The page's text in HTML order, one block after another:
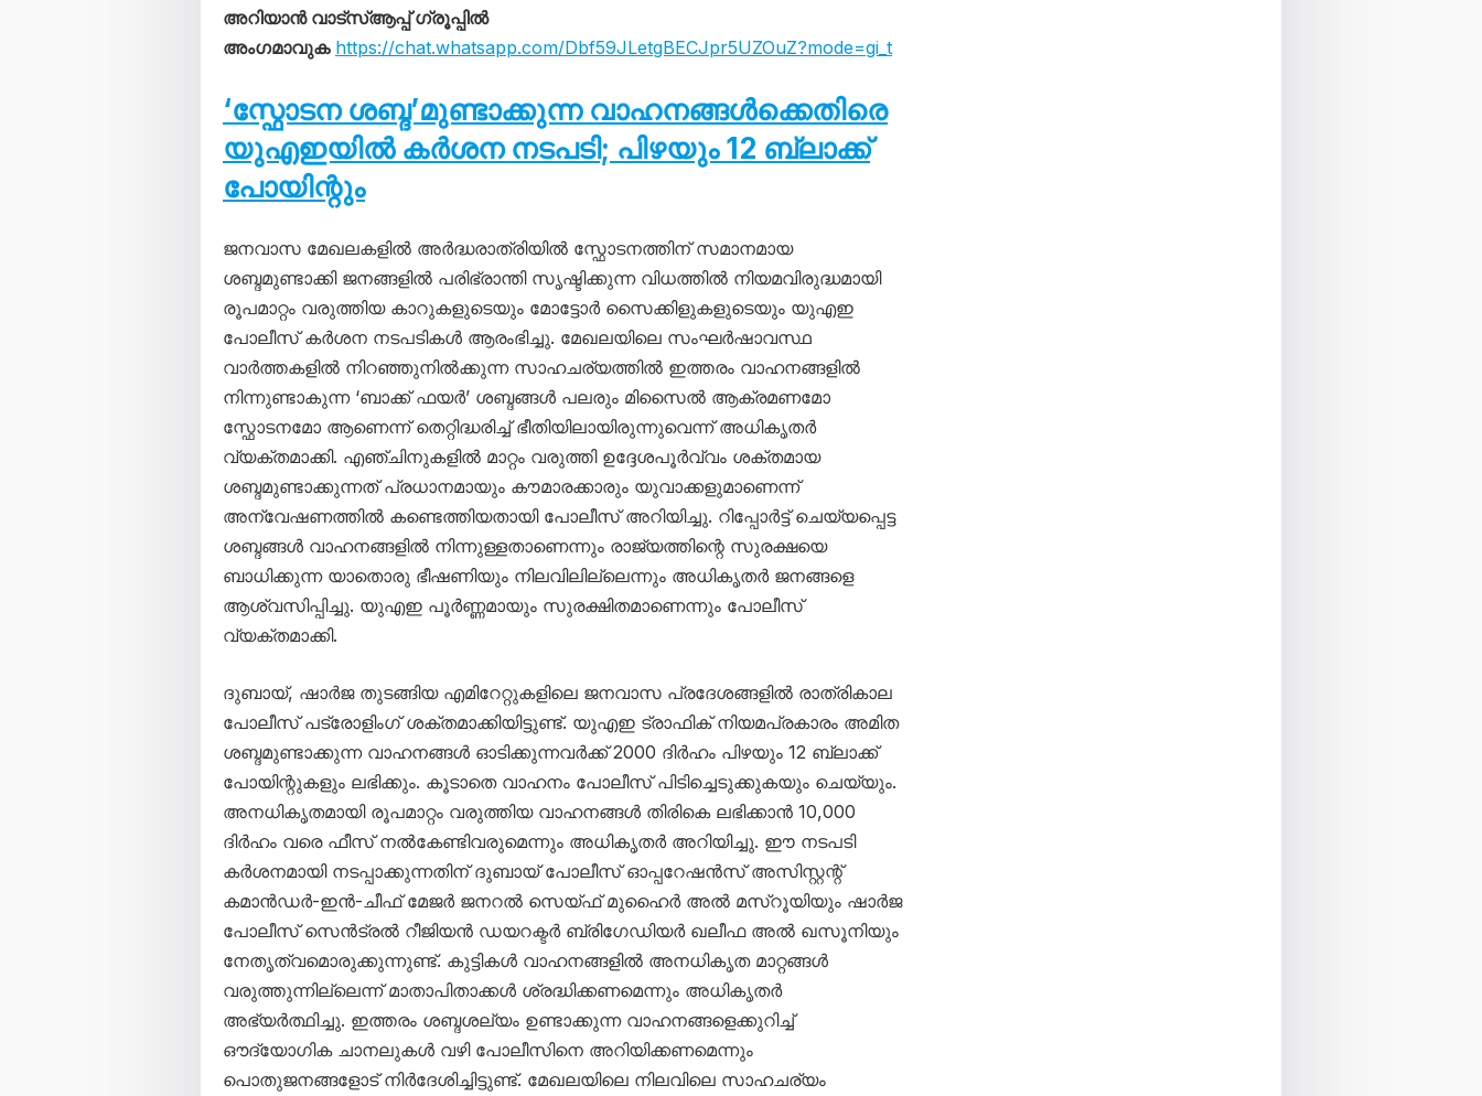
അറിയാൻ വാട്സ്ആപ്പ് ഗ്രൂപ്പിൽ
അംഗമാവുക https://chat.whatsapp.com/Dbf59JLetgBECJpr5UZOuZ?mode=gi_t
‘സ്ഫോടന ശബ്ദ’മുണ്ടാക്കുന്ന വാഹനങ്ങൾക്കെതിരെ
യുഎഇയിൽ കർശന നടപടി; പിഴയും 12 ബ്ലാക്ക്
പോയിന്റും
ജനവാസ മേഖലകളിൽ അർദ്ധരാത്രിയിൽ സ്ഫോടനത്തിന് സമാനമായ
ശബ്ദമുണ്ടാക്കി ജനങ്ങളിൽ പരിഭ്രാന്തി സൃഷ്ടിക്കുന്ന വിധത്തിൽ നിയമവിരുദ്ധമായി
രൂപമാറ്റം വരുത്തിയ കാറുകളുടെയും മോട്ടോർ സൈക്കിളുകളുടെയും യുഎഇ
പോലീസ് കർശന നടപടികൾ ആരംഭിച്ചു. മേഖലയിലെ സംഘർഷാവസ്ഥ
വാർത്തകളിൽ നിറഞ്ഞുനിൽക്കുന്ന സാഹചര്യത്തിൽ ഇത്തരം വാഹനങ്ങളിൽ
നിന്നുണ്ടാകുന്ന ‘ബാക്ക് ഫയർ’ ശബ്ദങ്ങൾ പലരും മിസൈൽ ആക്രമണമോ
സ്ഫോടനമോ ആണെന്ന് തെറ്റിദ്ധരിച്ച് ഭീതിയിലായിരുന്നുവെന്ന് അധികൃതർ
വ്യക്തമാക്കി. എഞ്ചിനുകളിൽ മാറ്റം വരുത്തി ഉദ്ദേശപൂർവ്വം ശക്തമായ
ശബ്ദമുണ്ടാക്കുന്നത് പ്രധാനമായും കൗമാരക്കാരും യുവാക്കളുമാണെന്ന്
അന്വേഷണത്തിൽ കണ്ടെത്തിയതായി പോലീസ് അറിയിച്ചു. റിപ്പോർട്ട് ചെയ്യപ്പെട്ട
ശബ്ദങ്ങൾ വാഹനങ്ങളിൽ നിന്നുള്ളതാണെന്നും രാജ്യത്തിന്റെ സുരക്ഷയെ
ബാധിക്കുന്ന യാതൊരു ഭീഷണിയും നിലവിലില്ലെന്നും അധികൃതർ ജനങ്ങളെ
ആശ്വസിപ്പിച്ചു. യുഎഇ പൂർണ്ണമായും സുരക്ഷിതമാണെന്നും പോലീസ്
വ്യക്തമാക്കി.
ദുബായ്, ഷാർജ തുടങ്ങിയ എമിറേറ്റുകളിലെ ജനവാസ പ്രദേശങ്ങളിൽ രാത്രികാല
പോലീസ് പട്രോളിംഗ് ശക്തമാക്കിയിട്ടുണ്ട്. യുഎഇ ട്രാഫിക് നിയമപ്രകാരം അമിത
ശബ്ദമുണ്ടാക്കുന്ന വാഹനങ്ങൾ ഓടിക്കുന്നവർക്ക് 2000 ദിർഹം പിഴയും 12 ബ്ലാക്ക്
പോയിന്റുകളും ലഭിക്കും. കൂടാതെ വാഹനം പോലീസ് പിടിച്ചെടുക്കുകയും ചെയ്യും.
അനധികൃതമായി രൂപമാറ്റം വരുത്തിയ വാഹനങ്ങൾ തിരികെ ലഭിക്കാൻ 10,000
ദിർഹം വരെ ഫീസ് നൽകേണ്ടിവരുമെന്നും അധികൃതർ അറിയിച്ചു. ഈ നടപടി
കർശനമായി നടപ്പാക്കുന്നതിന് ദുബായ് പോലീസ് ഓപ്പറേഷൻസ് അസിസ്റ്റന്റ്
കമാൻഡർ-ഇൻ-ചീഫ് മേജർ ജനറൽ സെയ്ഫ് മുഹൈർ അൽ മസ്‌റൂയിയും ഷാർജ
പോലീസ് സെൻട്രൽ റീജിയൻ ഡയറക്ടർ ബ്രിഗേഡിയർ ഖലീഫ അൽ ഖസൂനിയും
നേതൃത്വമൊരുക്കുന്നുണ്ട്. കുട്ടികൾ വാഹനങ്ങളിൽ അനധികൃത മാറ്റങ്ങൾ
വരുത്തുന്നില്ലെന്ന് മാതാപിതാക്കൾ ശ്രദ്ധിക്കണമെന്നും അധികൃതർ
അഭ്യർത്ഥിച്ചു. ഇത്തരം ശബ്ദശല്യം ഉണ്ടാക്കുന്ന വാഹനങ്ങളെക്കുറിച്ച്
ഔദ്യോഗിക ചാനലുകൾ വഴി പോലീസിനെ അറിയിക്കണമെന്നും
പൊതുജനങ്ങളോട് നിർദേശിച്ചിട്ടുണ്ട്. മേഖലയിലെ നിലവിലെ സാഹചര്യം